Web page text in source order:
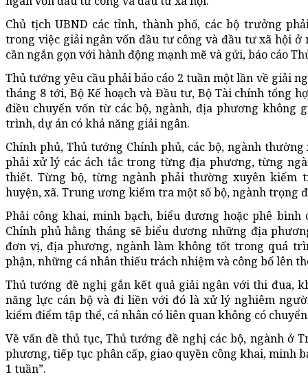
Chủ tịch UBND các tỉnh, thành phố, các bộ trưởng
trong việc giải ngân vốn đầu tư công và đầu tư xã hội
cần ngắn gọn với hành động mạnh mẽ và gửi, báo cáo
Thủ tướng yêu cầu phải báo cáo 2 tuần một lần về giải
tháng 8 tới, Bộ Kế hoạch và Đầu tư, Bộ Tài chính tổng
điều chuyển vốn từ các bộ, ngành, địa phương không
trình, dự án có khả năng giải ngân.
Chính phủ, Thủ tướng Chính phủ, các bộ, ngành
phải xử lý các ách tắc trong từng địa phương, từng
thiết. Từng bộ, từng ngành phải thường xuyên kiểm
huyện, xã. Trung ương kiểm tra một số bộ, ngành trọng
Phải công khai, minh bạch, biểu dương hoặc phê
Chính phủ hằng tháng sẽ biểu dương những địa
đơn vị, địa phương, ngành làm không tốt trong quá
phận, những cá nhân thiếu trách nhiệm và công bố lên
Thủ tướng đề nghị gắn kết quả giải ngân với thi đua,
năng lực cán bộ và đi liền với đó là xử lý nghiêm
kiểm điểm tập thể, cá nhân có liên quan không có
Về vấn đề thủ tục, Thủ tướng đề nghị các bộ, ngành ở
phương, tiếp tục phân cấp, giao quyền công khai, minh
1 tuần”.